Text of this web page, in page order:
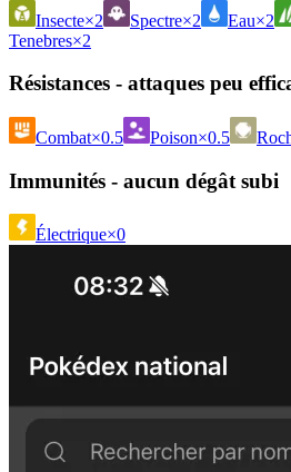
Insecte×2 Spectre×2 Eau×2
Tenebres×2
Résistances - attaques peu
Combat×0.5 Poison×0.5
Immunités - aucun dégât subi
Électrique×0